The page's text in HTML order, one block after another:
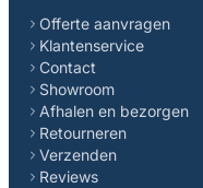
Offerte aanvragen
Klantenservice
Contact
Showroom
Afhalen en bezorgen
Retourneren
Verzenden
Reviews